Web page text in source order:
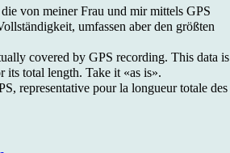
von mei­ner Frau und mir mit­tels GPS
um­fas­sen aber den größ­ten
co­ver­ed by GPS re­cor­ding. This da­ta is
its to­tal length. Ta­ke it «as is».
re­pre­sen­ta­ti­ve pour la lon­gueur to­ta­le des